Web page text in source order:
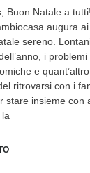
Buon Natale a
augura
sereno.
i problemi
e
ritrovarsi con i
stare insieme con